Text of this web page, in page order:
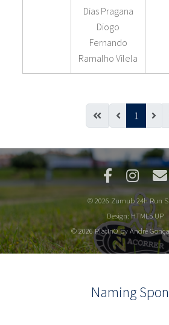
Dias Pragana
Diogo
Fernando
Ramalho Vilela
1
© 2026 Zumub 24h Run
Design:HTML5 UP
© 2026 PlatInO by André
Naming